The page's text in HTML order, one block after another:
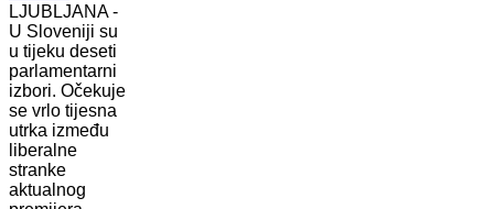
LJUBLJANA -
U Sloveniji su
u tijeku deseti
parlamentarni
izbori. Očekuje
se vrlo tijesna
utrka između
liberalne
stranke
aktualnog